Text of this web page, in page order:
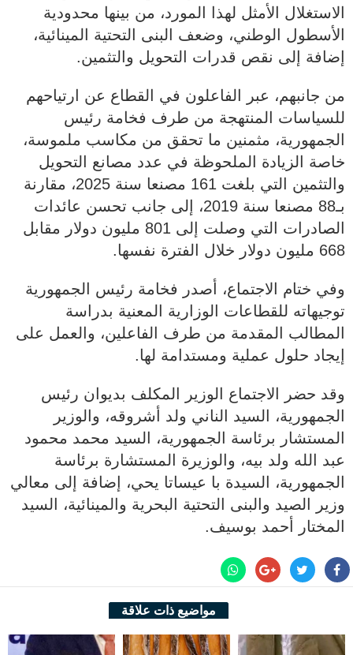
الاستغلال الأمثل لهذا المورد، من بينها محدودية
الأسطول الوطني، وضعف البنى التحتية المينائية،
إضافة إلى نقص قدرات التحويل والتثمين.
من جانبهم، عبر الفاعلون في القطاع عن ارتياحهم
للسياسات المنتهجة من طرف فخامة رئيس
الجمهورية، مثمنين ما تحقق من مكاسب ملموسة،
خاصة الزيادة الملحوظة في عدد مصانع التحويل
والتثمين التي بلغت 161 مصنعا سنة 2025، مقارنة
بـ88 مصنعا سنة 2019، إلى جانب تحسن عائدات
الصادرات التي وصلت إلى 801 مليون دولار مقابل
668 مليون دولار خلال الفترة نفسها.
وفي ختام الاجتماع، أصدر فخامة رئيس الجمهورية
توجيهاته للقطاعات الوزارية المعنية بدراسة
المطالب المقدمة من طرف الفاعلين، والعمل على
إيجاد حلول عملية ومستدامة لها.
وقد حضر الاجتماع الوزير المكلف بديوان رئيس
الجمهورية، السيد الناني ولد أشروقه، والوزير
المستشار برئاسة الجمهورية، السيد محمد محمود
عبد الله ولد بيه، والوزيرة المستشارة برئاسة
الجمهورية، السيدة با عيساتا يحي، إضافة إلى معالي
وزير الصيد والبنى التحتية البحرية والمينائية، السيد
المختار أحمد بوسيف.
مواضيع ذات علاقة